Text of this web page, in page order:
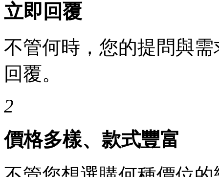
立即回覆
不管何時，您的提問與
回覆。
2
價格多樣、款式豐富